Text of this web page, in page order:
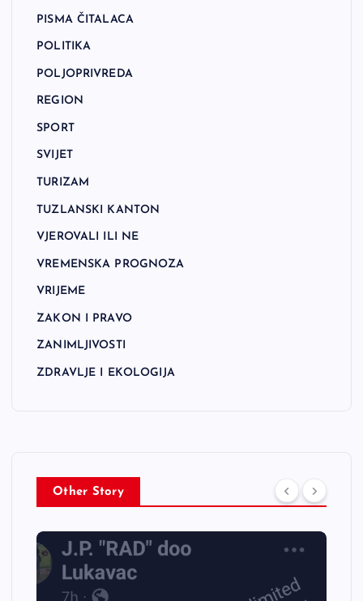
PISMA ČITALACA
POLITIKA
POLJOPRIVREDA
REGION
SPORT
SVIJET
TURIZAM
TUZLANSKI KANTON
VJEROVALI ILI NE
VREMENSKA PROGNOZA
VRIJEME
ZAKON I PRAVO
ZANIMLJIVOSTI
ZDRAVLJE I EKOLOGIJA
Other Story